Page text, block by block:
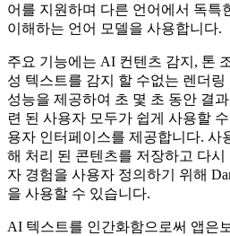
어를 지원하며 다른 언어에서 독특
이해하는 언어 모델을 사용합니다.
주요 기능에는 AI 컨텐츠 감지, 톤
성 텍스트를 감지 할 수없는 렌더
성능을 제공하여 초 몇 초 동안 결
련 된 사용자 모두가 쉽게 사용할
용자 인터페이스를 제공합니다. 사
해 처리 된 콘텐츠를 저장하고 다
자 경험을 사용자 정의하기 위해
을 사용할 수 있습니다.
AI 텍스트를 인간화함으로써 앱은